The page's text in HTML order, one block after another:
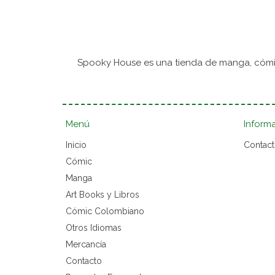
Spooky House es una tienda de manga,
Menú
Inicio
Cómic
Manga
Art Books y Libros
Cómic Colombiano
Otros Idiomas
Mercancía
Contacto